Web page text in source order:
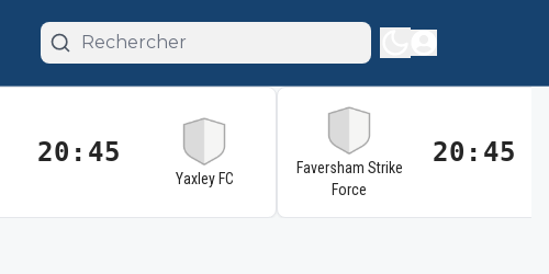
20:45
Yaxley FC
Faversham Strike
Force
20:45